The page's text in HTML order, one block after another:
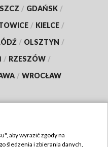
/ GDAŃSK /
/ KIELCE /
/ OLSZTYN /
/ RZESZÓW /
/ WROCŁAW
aby wyrazić zgody na
śledzenia i zbierania danych,